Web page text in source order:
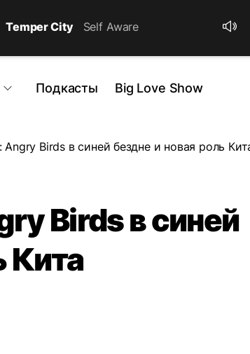
Temper City Self Aware
Подкасты Big Love Show
Birds в синей бездне и новая роль
Birds в синей
Кита